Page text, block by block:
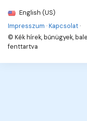
English (US)
Impresszum ·Kapcsolat ·
© Kék hírek, bűnügyek,
fenttartva